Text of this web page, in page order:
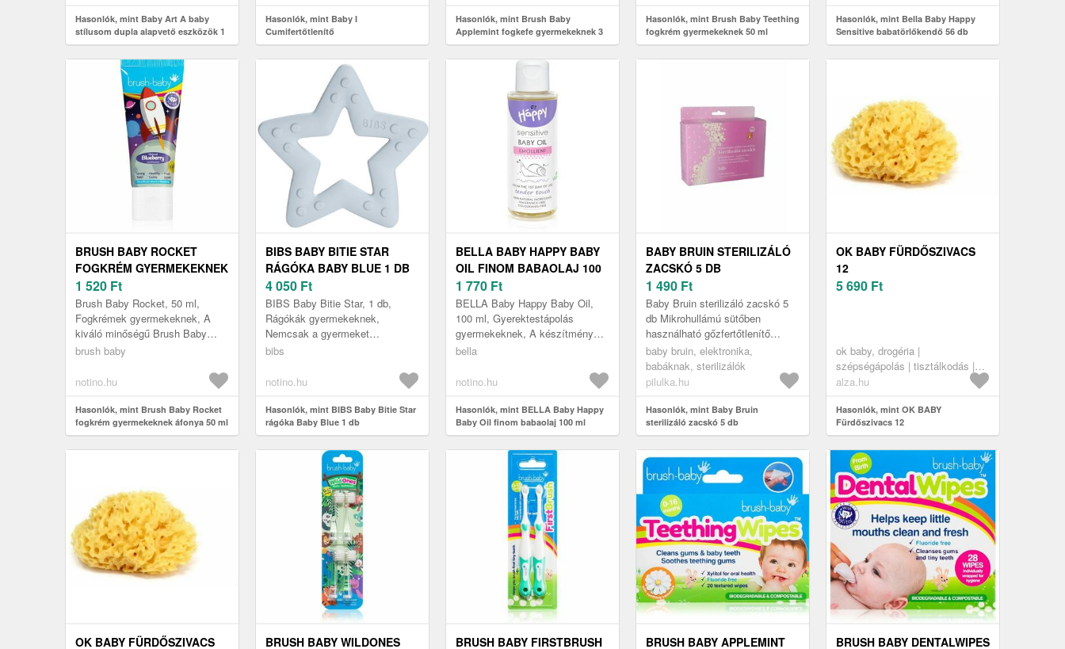
Hasonlók, mint Baby Art A baby
stílusom dupla alapvető eszközök 1
db
Hasonlók, mint Baby I
Cumifertőtlenítő
Hasonlók, mint Brush Baby
Applemint fogkefe gyermekeknek 3
db
Hasonlók, mint Brush Baby Teething
fogkrém gyermekeknek 50 ml
Hasonlók, mint Bella Baby Happy
Sensitive babatörlőkendő 56 db
BRUSH BABY ROCKET
FOGKRÉM GYERMEKEKNEK
ÁFONYA 50 ML
1 520 Ft
Brush Baby Rocket, 50 ml,
Fogkrémek gyermekeknek, A
kiváló minőségű Brush Baby
Rocket fogkrém gondoskodik a
ápolásár...
brush baby
notino.hu
Hasonlók, mint Brush Baby Rocket
fogkrém gyermekeknek áfonya 50 ml
BIBS BABY BITIE STAR
RÁGÓKA BABY BLUE 1 DB
4 050 Ft
BIBS Baby Bitie Star, 1 db,
Rágókák gyermekeknek,
Nemcsak a gyermeket
szórakoztató játék, hanem
masszírozására és a fo...
bibs
notino.hu
Hasonlók, mint BIBS Baby Bitie Star
rágóka Baby Blue 1 db
BELLA BABY HAPPY BABY
OIL FINOM BABAOLAJ 100
ML
1 770 Ft
BELLA Baby Happy Baby Oil,
100 ml, Gyerektestápolás
gyermekeknek, A készítmény
hatékonyan ápolja a gyermek
gyorsan fels...
bella
notino.hu
Hasonlók, mint BELLA Baby Happy
Baby Oil finom babaolaj 100 ml
BABY BRUIN STERILIZÁLÓ
ZACSKÓ 5 DB
1 490 Ft
Baby Bruin sterilizáló zacskó 5
db Mikrohullámú sütőben
használható gőzfertőtlenítő
zacskó mellszívóhoz és etetési
kiegészítőkhöz.
baby bruin, elektronika,
babáknak, sterilizálók
pilulka.hu
Hasonlók, mint Baby Bruin
sterilizáló zacskó 5 db
OK BABY FÜRDŐSZIVACS
12
5 690 Ft
ok baby, drogéria |
szépségápolás | tisztálkodás |
fürdőtermékek | fürdőszivacsok
alza.hu
Hasonlók, mint OK BABY
Fürdőszivacs 12
OK BABY FÜRDŐSZIVACS
BRUSH BABY WILDONES
BRUSH BABY FIRSTBRUSH
BRUSH BABY APPLEMINT
BRUSH BABY DENTALWIPES